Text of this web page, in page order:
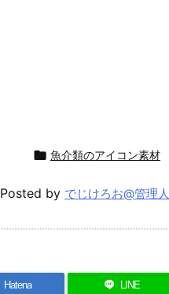
 魚介類のアイコン素材
Posted by でじけろお@管理人
Hatena LINE